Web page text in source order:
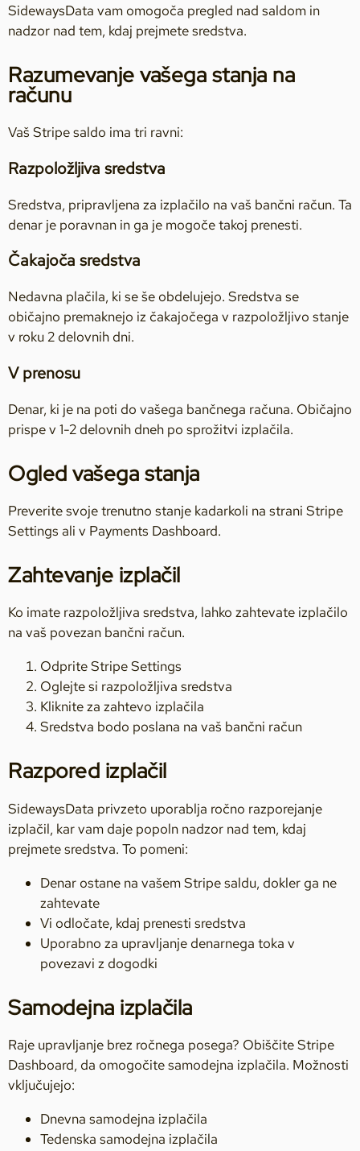
SidewaysData vam omogoča pregled nad saldom in
nadzor nad tem, kdaj prejmete sredstva.
Razumevanje vašega stanja na
računu
Vaš Stripe saldo ima tri ravni:
Razpoložljiva sredstva
Sredstva, pripravljena za izplačilo na vaš bančni račun. Ta
denar je poravnan in ga je mogoče takoj prenesti.
Čakajoča sredstva
Nedavna plačila, ki se še obdelujejo. Sredstva se
običajno premaknejo iz čakajočega v razpoložljivo stanje
v roku 2 delovnih dni.
V prenosu
Denar, ki je na poti do vašega bančnega računa. Običajno
prispe v 1-2 delovnih dneh po sprožitvi izplačila.
Ogled vašega stanja
Preverite svoje trenutno stanje kadarkoli na strani Stripe
Settings ali v Payments Dashboard.
Zahtevanje izplačil
Ko imate razpoložljiva sredstva, lahko zahtevate izplačilo
na vaš povezan bančni račun.
Odprite Stripe Settings
Oglejte si razpoložljiva sredstva
Kliknite za zahtevo izplačila
Sredstva bodo poslana na vaš bančni račun
Razpored izplačil
SidewaysData privzeto uporablja ročno razporejanje
izplačil, kar vam daje popoln nadzor nad tem, kdaj
prejmete sredstva. To pomeni:
Denar ostane na vašem Stripe saldu, dokler ga ne
zahtevate
Vi odločate, kdaj prenesti sredstva
Uporabno za upravljanje denarnega toka v
povezavi z dogodki
Samodejna izplačila
Raje upravljanje brez ročnega posega? Obiščite Stripe
Dashboard, da omogočite samodejna izplačila. Možnosti
vključujejo:
Dnevna samodejna izplačila
Tedenska samodejna izplačila